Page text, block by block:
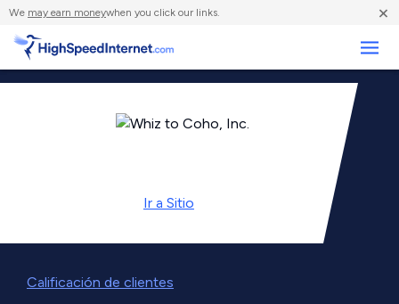
We may earn moneywhen you click our links. ×
Ir a Sitio
Calificación de clientes